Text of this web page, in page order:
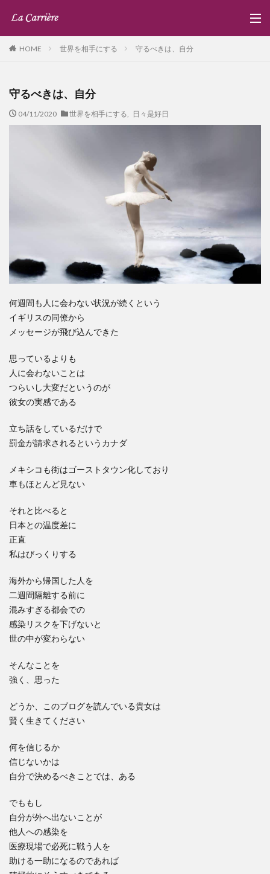
HOME 世界を相手にする 守るべきは、自分
守るべきは、自分
04/11/2020 世界を相手にする 日々是好日
何週間も人に会わない状況が続くという
イギリスの同僚から
メッセージが飛び込んできた
思っているよりも
人に会わないことは
つらいし大変だというのが
彼女の実感である
立ち話をしているだけで
罰金が請求されるというカナダ
メキシコも街はゴーストタウン化しており
車もほとんど見ない
それと比べると
日本との温度差に
正直
私はびっくりする
海外から帰国した人を
二週間隔離する前に
混みすぎる都会での
感染リスクを下げないと
世の中が変わらない
そんなことを
強く、思った
どうか、このブログを読んでいる貴女は
賢く生きてください
何を信じるか
信じないかは
自分で決めるべきことでは、ある
でももし
自分が外へ出ないことが
他人への感染を
医療現場で必死に戦う人を
助ける一助になるのであれば